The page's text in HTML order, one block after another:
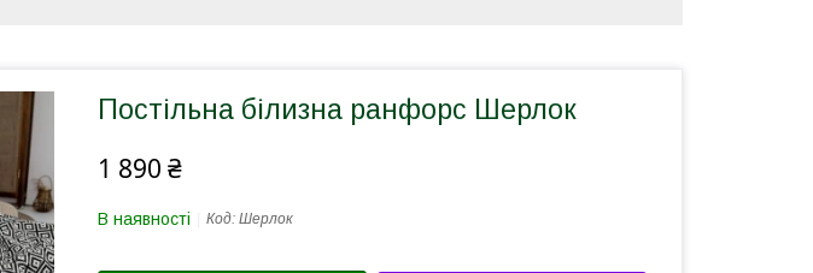
Постільна білизна ранфорс Шерлок
1 890 ₴
В наявності Код: Шерлок